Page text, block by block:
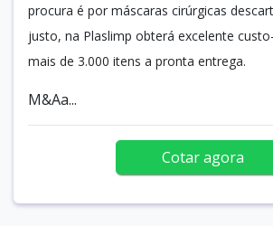
procura é por máscaras cirúrgicas
justo, na Plaslimp obterá excelente
mais de 3.000 itens a pronta entrega.
M&Aa...
Cotar agora